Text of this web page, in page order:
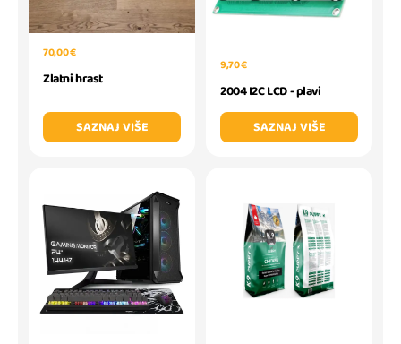
70,00 €
Zlatni hrast
SAZNAJ VIŠE
9,70 €
2004 I2C LCD - plavi
SAZNAJ VIŠE